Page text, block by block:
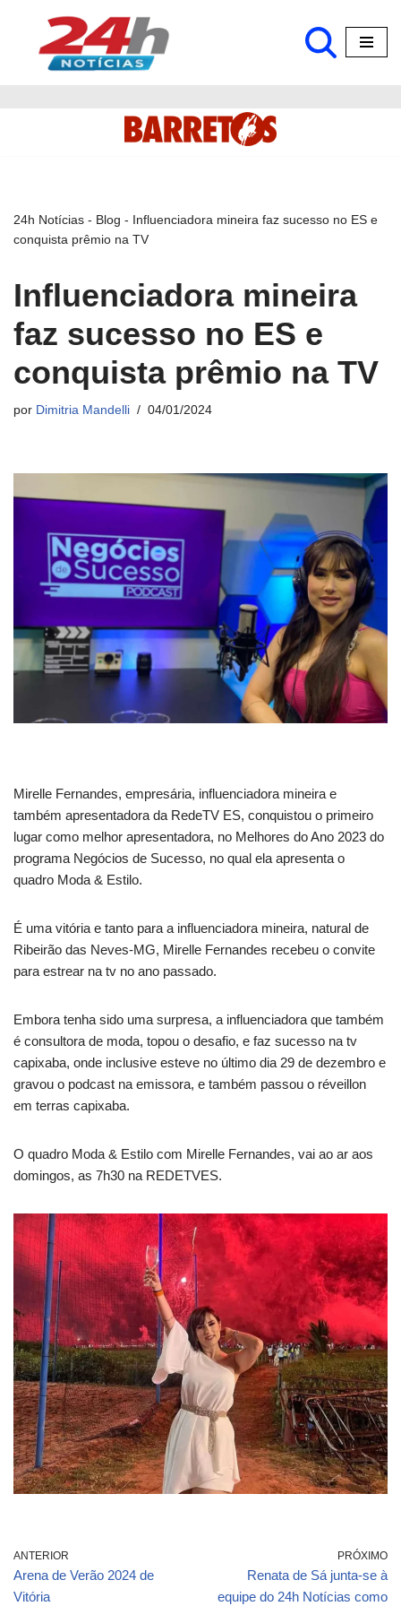
Pular
24h Notícias - Blog - Influenciadora mineira faz sucesso no ES e
conquista prêmio na TV
Influenciadora mineira
faz sucesso no ES e
conquista prêmio na TV
por Dimitria Mandelli 04/01/2024
Mirelle Fernandes, empresária, influenciadora mineira e
também apresentadora da RedeTV ES, conquistou o primeiro
lugar como melhor apresentadora, no Melhores do Ano 2023 do
programa Negócios de Sucesso, no qual ela apresenta o
quadro Moda & Estilo.
É uma vitória e tanto para a influenciadora mineira, natural de
Ribeirão das Neves-MG, Mirelle Fernandes recebeu o convite
para estrear na tv no ano passado.
Embora tenha sido uma surpresa, a influenciadora que também
é consultora de moda, topou o desafio, e faz sucesso na tv
capixaba, onde inclusive esteve no último dia 29 de dezembro e
gravou o podcast na emissora, e também passou o réveillon
em terras capixaba.
O quadro Moda & Estilo com Mirelle Fernandes, vai ao ar aos
domingos, as 7h30 na REDETVES.
ANTERIOR
Arena de Verão 2024 de
Vitória
PRÓXIMO
Renata de Sá junta-se à
equipe do 24h Notícias como